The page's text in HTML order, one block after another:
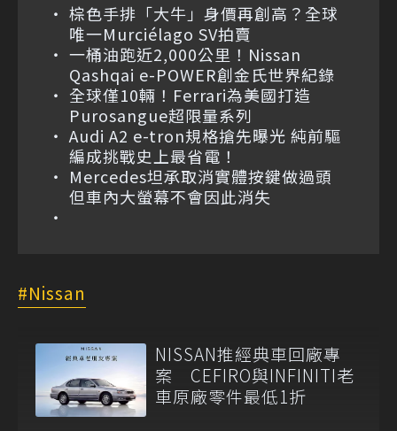
棕色手排「大牛」身價再創高？全球
唯一Murciélago SV拍賣
一桶油跑近2,000公里！Nissan
Qashqai e-POWER創金氏世界紀錄
全球僅10輛！Ferrari為美國打造
Purosangue超限量系列
Audi A2 e-tron規格搶先曝光 純前驅
編成挑戰史上最省電！
Mercedes坦承取消實體按鍵做過頭
但車內大螢幕不會因此消失
Nissan
NISSAN推經典車回廠專
案 CEFIRO與INFINITI老
車原廠零件最低1折